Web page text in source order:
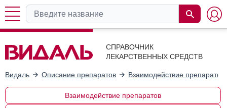
СПРАВОЧНИК
ЛЕКАРСТВЕННЫХ СРЕДСТВ
Видаль Описание препаратов Взаимодействие препаратов
Взаимодействие препаратов